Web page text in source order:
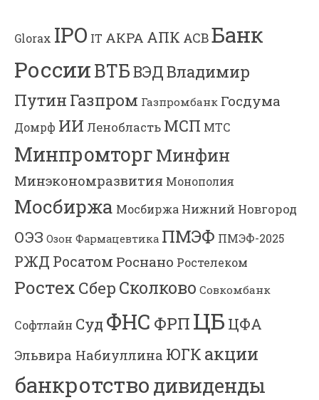
Glorax IPO IT АКРА АПК АСВБанк
РоссииВТБВЭДВладимир
Путин Газпром Газпромбанк Госдума
Домрф ИИ Ленобласть МСП МТС
МинпромторгМинфин
Минэкономразвития Монополия
Мосбиржа Мосбиржа Нижний Новгород
ОЭЗ Озон Фармацевтика ПМЭФ ПМЭФ-2025
РЖД Росатом Роснано Ростелеком
Ростех Сбер Сколково Совкомбанк
Софтлайн Суд ФНС ФРП ЦБ ЦФА
Эльвира Набиуллина ЮГК акции
банкротство дивиденды